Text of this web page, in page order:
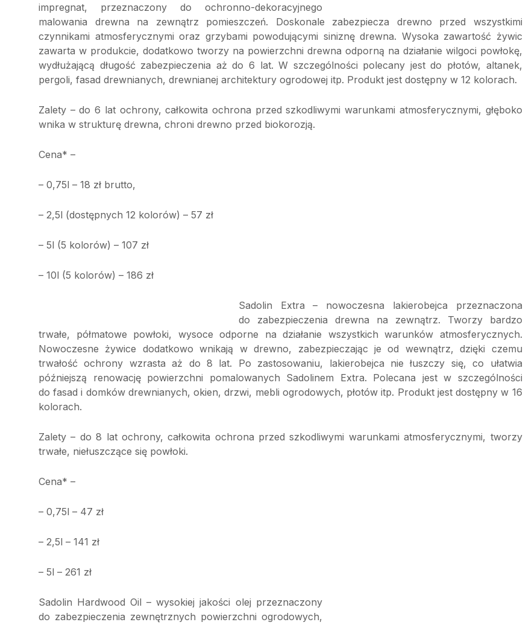
impregnat, przeznaczony do ochronno-dekoracyjnego
malowania drewna na zewnątrz pomieszczeń. Doskonale zabezpiecza drewno przed wszystkimi
czynnikami atmosferycznymi oraz grzybami powodującymi siniznę drewna. Wysoka zawartość żywic
zawarta w produkcie, dodatkowo tworzy na powierzchni drewna odporną na działanie wilgoci powłokę,
wydłużającą długość zabezpieczenia aż do 6 lat. W szczególności polecany jest do płotów, altanek,
pergoli, fasad drewnianych, drewnianej architektury ogrodowej itp. Produkt jest dostępny w 12 kolorach.
Zalety – do 6 lat ochrony, całkowita ochrona przed szkodliwymi warunkami atmosferycznymi, głęboko
wnika w strukturę drewna, chroni drewno przed biokorozją.
Cena* –
– 0,75l – 18 zł brutto,
– 2,5l (dostępnych 12 kolorów) – 57 zł
– 5l (5 kolorów) – 107 zł
– 10l (5 kolorów) – 186 zł
Sadolin Extra – nowoczesna lakierobejca przeznaczona
do zabezpieczenia drewna na zewnątrz. Tworzy bardzo
trwałe, półmatowe powłoki, wysoce odporne na działanie wszystkich warunków atmosferycznych.
Nowoczesne żywice dodatkowo wnikają w drewno, zabezpieczając je od wewnątrz, dzięki czemu
trwałość ochrony wzrasta aż do 8 lat. Po zastosowaniu, lakierobejca nie łuszczy się, co ułatwia
późniejszą renowację powierzchni pomalowanych Sadolinem Extra. Polecana jest w szczególności
do fasad i domków drewnianych, okien, drzwi, mebli ogrodowych, płotów itp. Produkt jest dostępny w 16
kolorach.
Zalety – do 8 lat ochrony, całkowita ochrona przed szkodliwymi warunkami atmosferycznymi, tworzy
trwałe, niełuszczące się powłoki.
Cena* –
– 0,75l – 47 zł
– 2,5l – 141 zł
– 5l – 261 zł
Sadolin Hardwood Oil – wysokiej jakości olej przeznaczony
do zabezpieczenia zewnętrznych powierzchni ogrodowych,